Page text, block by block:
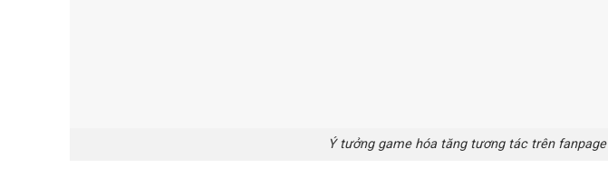
Ý tưởng game hóa tăng tương tác trên fanpage